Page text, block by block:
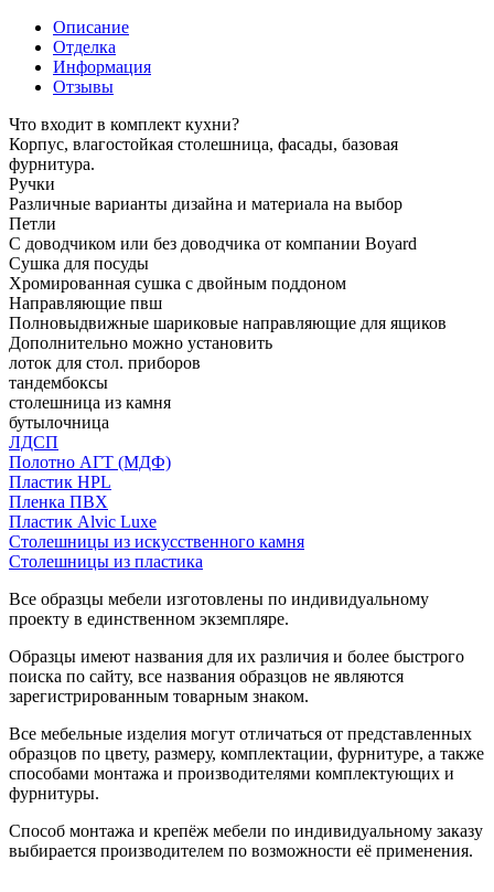
Описание
Отделка
Информация
Отзывы
Что входит в комплект кухни?
Корпус, влагостойкая столешница, фасады, базовая
фурнитура.
Ручки
Различные варианты дизайна и материала на выбор
Петли
С доводчиком или без доводчика от компании Boyard
Сушка для посуды
Хромированная сушка с двойным поддоном
Направляющие пвш
Полновыдвижные шариковые направляющие для ящиков
Дополнительно можно установить
лоток для стол. приборов
тандембоксы
столешница из камня
бутылочница
ЛДСП
Полотно АГТ (МДФ)
Пластик HPL
Пленка ПВХ
Пластик Alvic Luxe
Столешницы из искусственного камня
Столешницы из пластика
Все образцы мебели изготовлены по индивидуальному
проекту в единственном экземпляре.
Образцы имеют названия для их различия и более быстрого
поиска по сайту, все названия образцов не являются
зарегистрированным товарным знаком.
Все мебельные изделия могут отличаться от представленных
образцов по цвету, размеру, комплектации, фурнитуре, а также
способами монтажа и производителями комплектующих и
фурнитуры.
Способ монтажа и крепёж мебели по индивидуальному заказу
выбирается производителем по возможности её применения.